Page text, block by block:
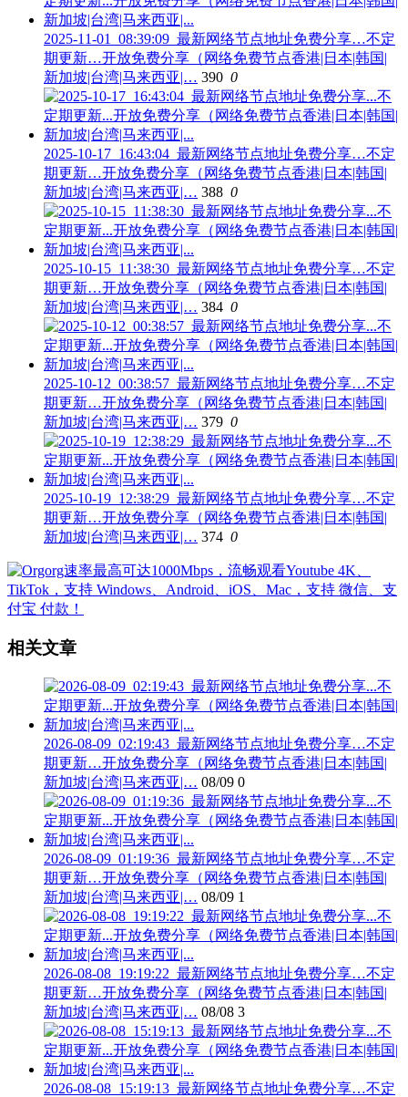
2025-11-01_08:39:09_最新网络节点地址免费分享…不定
期更新…开放免费分享（网络免费节点香港|日本|韩国|
新加坡|台湾|马来西亚|… 390 0
2025-10-17_16:43:04_最新网络节点地址免费分享…不定
期更新…开放免费分享（网络免费节点香港|日本|韩国|
新加坡|台湾|马来西亚|… 388 0
2025-10-15_11:38:30_最新网络节点地址免费分享…不定
期更新…开放免费分享（网络免费节点香港|日本|韩国|
新加坡|台湾|马来西亚|… 384 0
2025-10-12_00:38:57_最新网络节点地址免费分享…不定
期更新…开放免费分享（网络免费节点香港|日本|韩国|
新加坡|台湾|马来西亚|… 379 0
2025-10-19_12:38:29_最新网络节点地址免费分享…不定
期更新…开放免费分享（网络免费节点香港|日本|韩国|
新加坡|台湾|马来西亚|… 374 0
相关文章
2026-08-09_02:19:43_最新网络节点地址免费分享…不定
期更新…开放免费分享（网络免费节点香港|日本|韩国|
新加坡|台湾|马来西亚|… 08/09 0
2026-08-09_01:19:36_最新网络节点地址免费分享…不定
期更新…开放免费分享（网络免费节点香港|日本|韩国|
新加坡|台湾|马来西亚|… 08/09 1
2026-08-08_19:19:22_最新网络节点地址免费分享…不定
期更新…开放免费分享（网络免费节点香港|日本|韩国|
新加坡|台湾|马来西亚|… 08/08 3
2026-08-08_15:19:13_最新网络节点地址免费分享…不定